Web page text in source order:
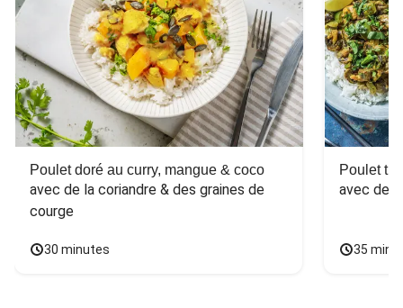
Poulet doré au curry, mangue & coco
avec de la coriandre & des graines de
courge
30 minutes
Poulet
avec des
35